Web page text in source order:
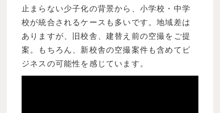
止まらない少子化の背景から、小学校・中学
校が統合されるケースも多いです。地域差は
ありますが、旧校舎、建替え前の空撮をご提
案。もちろん、新校舎の空撮案件も含めてビ
ジネスの可能性を感じています。